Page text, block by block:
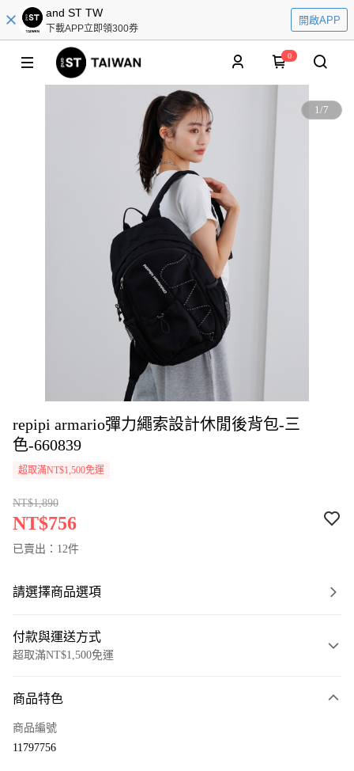
and ST TW
下載APP立即領300券
開啟APP
0
1/7
repipi armario彈力繩索設計休閒後背包-三
色-660839
超取滿NT$1,500免運
NT$1,890
NT$756
已賣出：12件
請選擇商品選項
付款與運送方式
超取滿NT$1,500免運
信用卡一次付款
商品特色
商品編號
11797756